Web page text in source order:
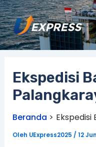
Lewati
ke
konten
Ekspedisi
Beranda Ekspedisi
Oleh UExpress2025 / 12